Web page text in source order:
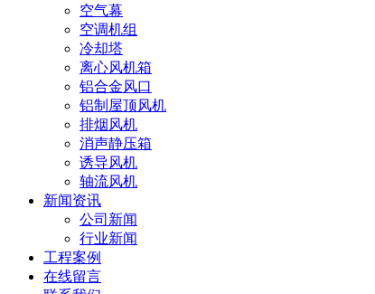
空气幕
空调机组
冷却塔
离心风机箱
铝合金风口
铝制屋顶风机
排烟风机
消声静压箱
诱导风机
轴流风机
新闻资讯
公司新闻
行业新闻
工程案例
在线留言